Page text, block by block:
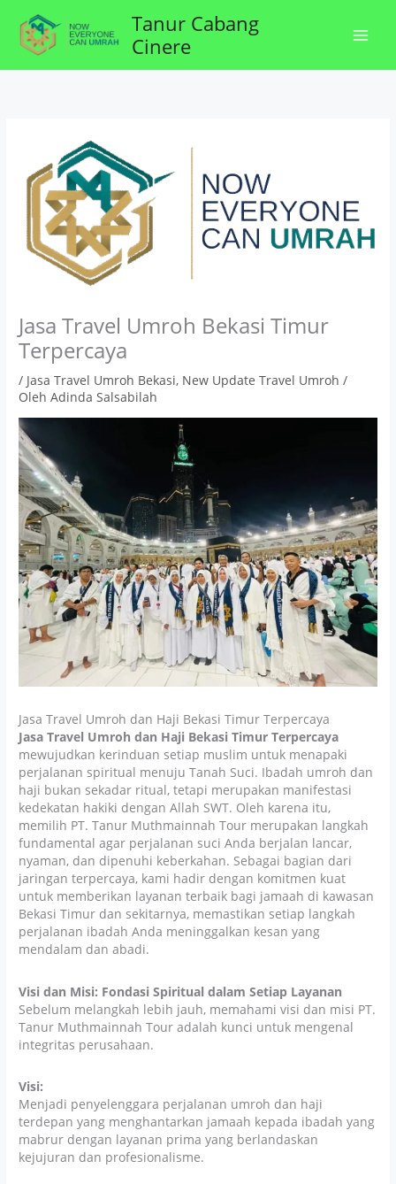
konten
Tanur Cabang
Cinere
Jasa Travel Umroh Bekasi Timur
Terpercaya
/ Jasa Travel Umroh Bekasi, New Update Travel Umroh /
OlehAdinda Salsabilah
Jasa Travel Umroh dan Haji Bekasi Timur Terpercaya
Jasa Travel Umroh dan Haji Bekasi Timur Terpercaya
mewujudkan kerinduan setiap muslim untuk menapaki
perjalanan spiritual menuju Tanah Suci. Ibadah umroh dan
haji bukan sekadar ritual, tetapi merupakan manifestasi
kedekatan hakiki dengan Allah SWT. Oleh karena itu,
memilih PT. Tanur Muthmainnah Tour merupakan langkah
fundamental agar perjalanan suci Anda berjalan lancar,
nyaman, dan dipenuhi keberkahan. Sebagai bagian dari
jaringan terpercaya, kami hadir dengan komitmen kuat
untuk memberikan layanan terbaik bagi jamaah di kawasan
Bekasi Timur dan sekitarnya, memastikan setiap langkah
perjalanan ibadah Anda meninggalkan kesan yang
mendalam dan abadi.
Visi dan Misi: Fondasi Spiritual dalam Setiap Layanan
Sebelum melangkah lebih jauh, memahami visi dan misi PT.
Tanur Muthmainnah Tour adalah kunci untuk mengenal
integritas perusahaan.
Visi:
Menjadi penyelenggara perjalanan umroh dan haji
terdepan yang menghantarkan jamaah kepada ibadah yang
mabrur dengan layanan prima yang berlandaskan
kejujuran dan profesionalisme.